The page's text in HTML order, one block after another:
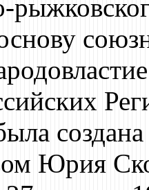
Юрия